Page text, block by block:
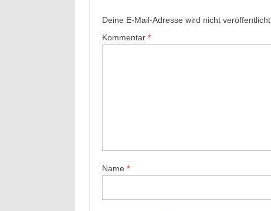
Deine E-Mail-Adresse wird nicht veröffentlicht.
Kommentar *
Name *